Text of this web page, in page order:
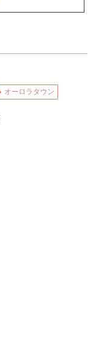
オーロラタウン